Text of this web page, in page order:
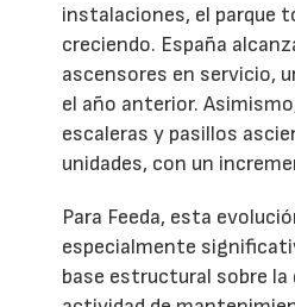
instalaciones, el parque
creciendo. España
ascensores en servicio,
el año anterior.
escaleras y pasillos
unidades, con un
Para Feeda, esta
especialmente
base estructural sobre